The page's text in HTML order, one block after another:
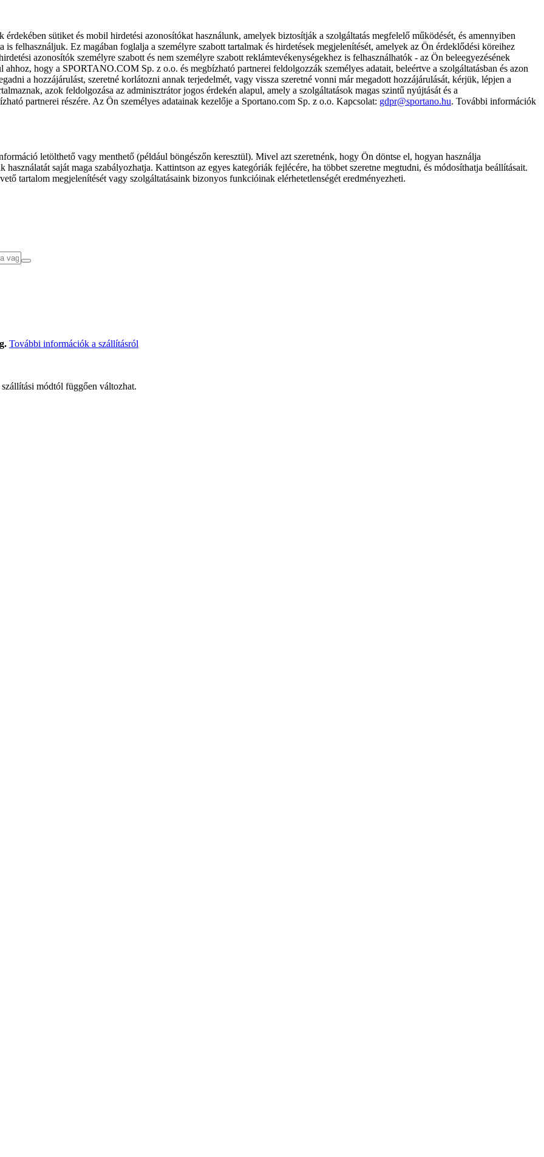
sütiket és mobil hirdetési azonosítókat használunk, amelyek biztosítják a szolgáltatás megfelelő működését, és amennyiben
is felhasználjuk. Ez magában foglalja a személyre szabott tartalmak és hirdetések megjelenítését, amelyek az Ön érdeklődési köreihez
azonosítók személyre szabott és nem személyre szabott reklámtevékenységekhez is felhasználhatók - az Ön beleegyezésének
hogy a SPORTANO.COM Sp. z o.o. és megbízható partnerei feldolgozzák személyes adatait, beleértve a szolgáltatásban és azon
a hozzájárulást, szeretné korlátozni annak terjedelmét, vagy vissza szeretné vonni már megadott hozzájárulását, kérjük, lépjen a
azok feldolgozása az adminisztrátor jogos érdekén alapul, amely a szolgáltatások magas szintű nyújtását és a
partnerei részére. Az Ön személyes adatainak kezelője a Sportano.com Sp. z o.o. Kapcsolat: gdpr@sportano.hu. További információk
letölthető vagy menthető (például böngészőn keresztül). Mivel azt szeretnénk, hogy Ön döntse el, hogyan használja
saját maga szabályozhatja. Kattintson az egyes kategóriák fejlécére, ha többet szeretne megtudni, és módosíthatja beállításait.
tartalom megjelenítését vagy szolgáltatásaink bizonyos funkcióinak elérhetetlenségét eredményezheti.
További információk a szállításról
módtól függően változhat.